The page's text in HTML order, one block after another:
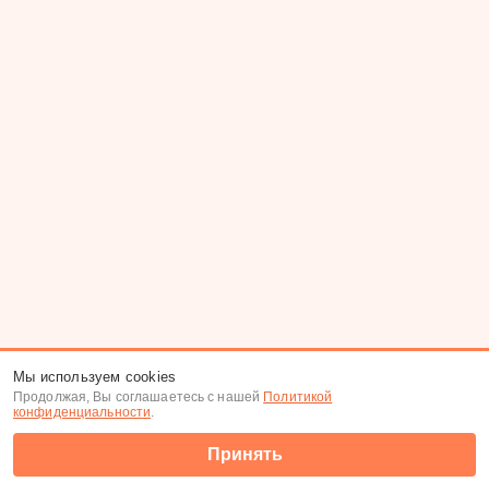
Мы используем cookies
Продолжая, Вы соглашаетесь с нашей Политикой
конфиденциальности.
Принять